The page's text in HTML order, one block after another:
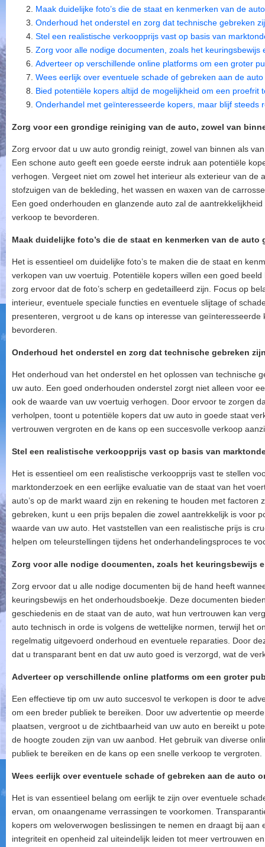
Maak duidelijke foto’s die de staat en kenmerken van de
Onderhoud het onderstel en zorg dat technische gebreken
Stel een realistische verkoopprijs vast op basis van
Zorg voor alle nodige documenten, zoals het keuringsbewijs
Adverteer op verschillende online platforms om een groter
Wees eerlijk over eventuele schade of gebreken aan de
Bied potentiële kopers altijd de mogelijkheid om een proefrit
Onderhandel met geïnteresseerde kopers, maar blijf steeds
Zorg voor een grondige reiniging van de auto, zowel van
Zorg ervoor dat u uw auto grondig reinigt, zowel van binnen als
Een schone auto geeft een goede eerste indruk aan potentiële
verhogen. Vergeet niet om zowel het interieur als exterieur van de
stofzuigen van de bekleding, het wassen en waxen van de
Een goed onderhouden en glanzende auto zal de
verkoop te bevorderen.
Maak duidelijke foto’s die de staat en kenmerken van de auto
Het is essentieel om duidelijke foto’s te maken die de staat en
verkopen van uw voertuig. Potentiële kopers willen een goed
zorg ervoor dat de foto’s scherp en gedetailleerd zijn. Focus op
interieur, eventuele speciale functies en eventuele slijtage of
presenteren, vergroot u de kans op interesse van
bevorderen.
Onderhoud het onderstel en zorg dat technische gebreken
Het onderhoud van het onderstel en het oplossen van technische
uw auto. Een goed onderhouden onderstel zorgt niet alleen voor
ook de waarde van uw voertuig verhogen. Door ervoor te zorgen
verholpen, toont u potentiële kopers dat uw auto in goede staat
vertrouwen vergroten en de kans op een succesvolle verkoop
Stel een realistische verkoopprijs vast op basis van
Het is essentieel om een realistische verkoopprijs vast te stellen
marktonderzoek en een eerlijke evaluatie van de staat van het
auto’s op de markt waard zijn en rekening te houden met factoren
gebreken, kunt u een prijs bepalen die zowel aantrekkelijk is voor
waarde van uw auto. Het vaststellen van een realistische prijs is
helpen om teleurstellingen tijdens het onderhandelingsproces te
Zorg voor alle nodige documenten, zoals het keuringsbewijs
Zorg ervoor dat u alle nodige documenten bij de hand heeft
keuringsbewijs en het onderhoudsboekje. Deze documenten
geschiedenis en de staat van de auto, wat hun vertrouwen kan
auto technisch in orde is volgens de wettelijke normen, terwijl het
regelmatig uitgevoerd onderhoud en eventuele reparaties. Door
dat u transparant bent en dat uw auto goed is verzorgd, wat de
Adverteer op verschillende online platforms om een groter
Een effectieve tip om uw auto succesvol te verkopen is door te
om een breder publiek te bereiken. Door uw advertentie op
plaatsen, vergroot u de zichtbaarheid van uw auto en bereikt u
de hoogte zouden zijn van uw aanbod. Het gebruik van diverse
publiek te bereiken en de kans op een snelle verkoop te vergroten.
Wees eerlijk over eventuele schade of gebreken aan de auto
Het is van essentieel belang om eerlijk te zijn over eventuele
ervan, om onaangename verrassingen te voorkomen.
kopers om weloverwogen beslissingen te nemen en draagt bij
integriteit en openheid zal uiteindelijk leiden tot meer vertrouwen